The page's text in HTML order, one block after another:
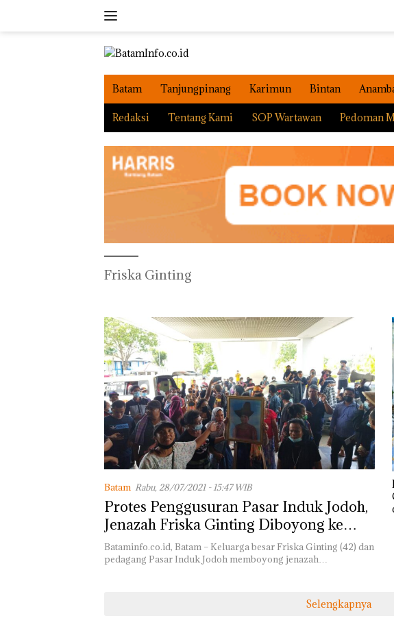
Batam Tanjungpinang Karimun Bintan
Redaksi Tentang Kami SOP Wartawan Pedoman
Friska Ginting
Batam Rabu, 28/07/2021 - 15:47 WIB
Protes Penggusuran Pasar Induk Jodoh,
Jenazah Friska Ginting Diboyong ke
Kantor Pemko dan DPRD Batam
Bataminfo.co.id, Batam – Keluarga besar Friska Ginting (42) dan
pedagang Pasar Induk Jodoh memboyong jenazah…
Selengkapnya